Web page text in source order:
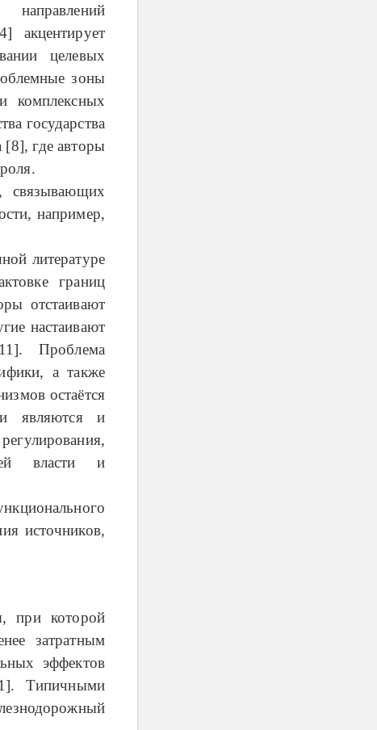
акцентирует
целевых
зоны
комплексных
государства
где авторы
связывающих
например,
литературе
границ
отстаивают
настаивают
Проблема
а также
остаётся
являются и
власти и
источников,
при которой
затратным
эффектов
Типичными